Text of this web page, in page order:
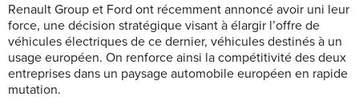
Renault Group et Ford ont récemment annoncé avoir uni leur
force, une décision stratégique visant à élargir l’offre de
véhicules électriques de ce dernier, véhicules destinés à un
usage européen. On renforce ainsi la compétitivité des deux
entreprises dans un paysage automobile européen en rapide
mutation.